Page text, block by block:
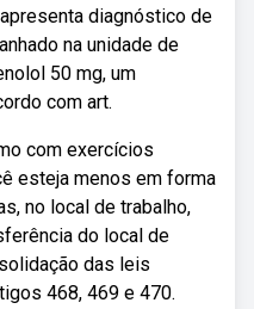
diagnóstico de
na unidade de
50 mg, um
com art.
com exercícios
esteja menos em forma
no local de trabalho,
do local de
das leis
468, 469 e 470.